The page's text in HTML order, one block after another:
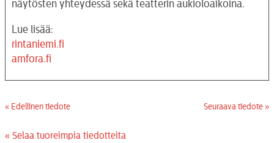
näytösten yhteydessä sekä teatterin aukioloaikoina.
Lue lisää:
rintaniemi.fi
amfora.fi
« Edellinen tiedote Seuraava tiedote »
« Selaa tuoreimpia tiedotteita